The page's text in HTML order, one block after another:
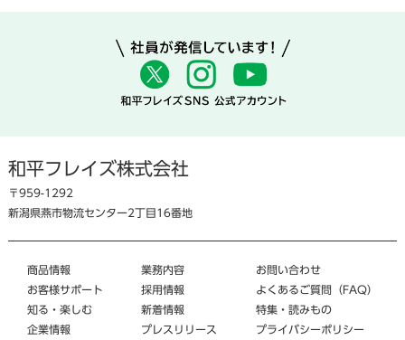
和平フレイズ株式会社
〒959-1292
新潟県燕市物流センター2丁目16番地
商品情報
お客様サポート
知る・楽しむ
企業情報
業務内容
採用情報
新着情報
プレスリリース
お問い合わせ
よくあるご質問（FAQ）
特集・読みもの
プライバシーポリシー